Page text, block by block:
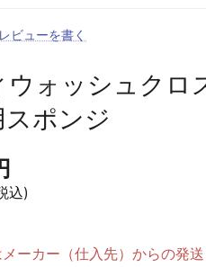
レビューを書く
ォッシュクロ
スポンジ
込)
ーカー（仕入先）からの発送